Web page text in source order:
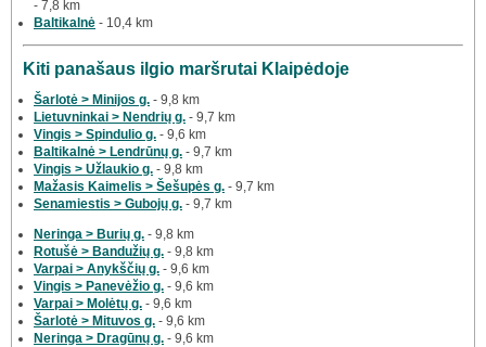
- 7,8 km
Baltikalnė - 10,4 km
Kiti panašaus ilgio maršrutai Klaipėdoje
Šarlotė > Minijos g. - 9,8 km
Lietuvninkai > Nendrių g. - 9,7 km
Vingis > Spindulio g. - 9,6 km
Baltikalnė > Lendrūnų g. - 9,7 km
Vingis > Užlaukio g. - 9,8 km
Mažasis Kaimelis > Šešupės g. - 9,7 km
Senamiestis > Gubojų g. - 9,7 km
Neringa > Burių g. - 9,8 km
Rotušė > Bandužių g. - 9,8 km
Varpai > Anykščių g. - 9,6 km
Vingis > Panevėžio g. - 9,6 km
Varpai > Molėtų g. - 9,6 km
Šarlotė > Mituvos g. - 9,6 km
Neringa > Dragūnų g. - 9,6 km